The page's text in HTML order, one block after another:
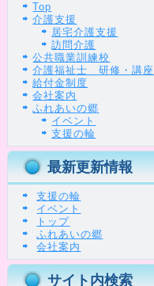
Top
介護支援
居宅介護支援
訪問介護
公共職業訓練校
介護福祉士 研修・講座
給付金制度
会社案内
ふれあいの郷
イベント
支援の輪
最新更新情報
支援の輪
イベント
トップ
ふれあいの郷
会社案内
サイト内検索